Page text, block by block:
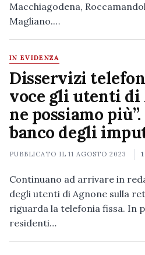
Macchiagodena,
Magliano.…
IN EVIDENZA
Disservizi
voce gli utenti di
ne possiamo
banco degli
PUBBLICATO IL11 AGOSTO 2023
Continuano ad arrivare in
degli utenti di Agnone sulla
riguarda la telefonia fissa. In
residenti…